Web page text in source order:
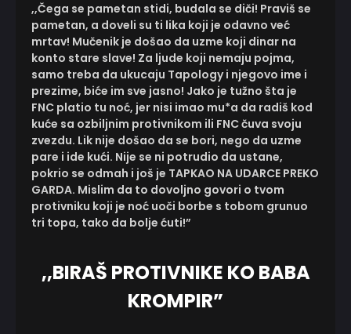
,,Čega se pametan stidi, budala se diči! Praviš se
pametan, a doveli su ti lika koji je odavno već
mrtav! Mučenik je došao da uzme koji dinar na
konto stare slave! Za ljude koji nemaju pojma,
samo treba da ukucaju Tapology i njegovo ime i
prezime, biće im sve jasno! Jako je tužno šta je
FNC platio tu noć, jer nisi imao mu*a da radiš kod
kuće sa ozbiljnim protivnikom ili FNC čuva svoju
zvezdu. Lik nije došao da se bori, nego da uzme
pare i ide kući. Nije se ni potrudio da ustane,
pokrio se odmah i još je TAPKAO NA UDARCE PREKO
GARDA. Mislim da to dovoljno govori o tvom
protivniku koji je noć uoči borbe s tobom grunuo
tri topa, tako da bolje ćuti!”
,,BIRAŠ PROTIVNIKE KO BABA
KROMPIR”